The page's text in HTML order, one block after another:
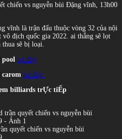
chiến vs nguyễn bùi Đặng vĩnh, 13h00
vĩnh là trận đấu thuộc vòng 32 của nội
địch quốc gia 2022. ai thắng sẽ lọt
sẽ bị loại.
tại đây
tại đây
billiards trỰc tiẾp
quyết chiến vs nguyễn bùi